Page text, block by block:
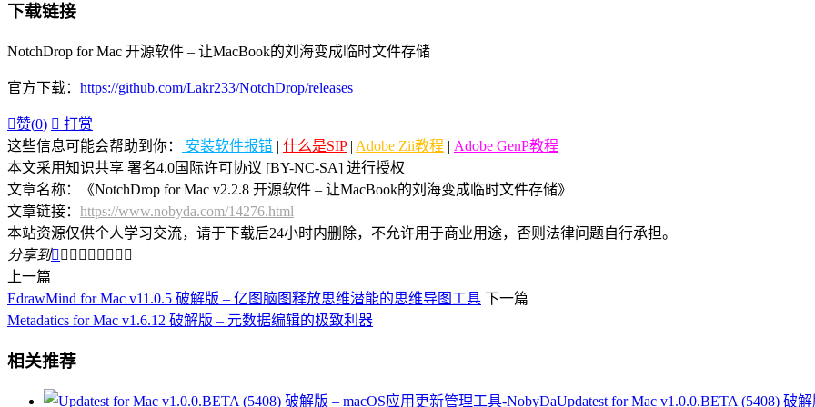
下载链接
NotchDrop for Mac 开源软件 – 让MacBook的刘海变成临时文件存储
官方下载： https://github.com/Lakr233/NotchDrop/releases
赞(0)  打赏
这些信息可能会帮助到你：
安装软件报错 | 什么是SIP| Adobe Zii教程 | Adobe GenP教程
本文采用知识共享 署名4.0国际许可协议 [BY-NC-SA] 进行授权
文章名称：《NotchDrop for Mac v2.2.8 开源软件 – 让MacBook的刘海变成临时文件存储》
文章链接： https://www.nobyda.com/14276.html
本站资源仅供个人学习交流，请于下载后24小时内删除，不允许用于商业用途，否则法律问题自行承担。
分享到        
上一篇
EdrawMind for Mac v11.0.5 破解版 – 亿图脑图释放思维潜能的思维导图工具 下一篇
Metadatics for Mac v1.6.12 破解版 – 元数据编辑的极致利器
相关推荐
Updatest for Mac v1.0.0.BETA (5408) 破